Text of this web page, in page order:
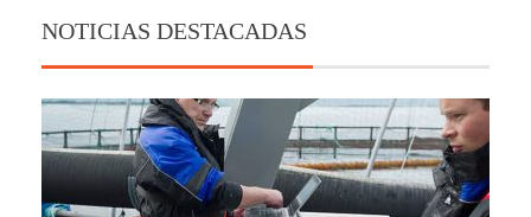
NOTICIAS DESTACADAS